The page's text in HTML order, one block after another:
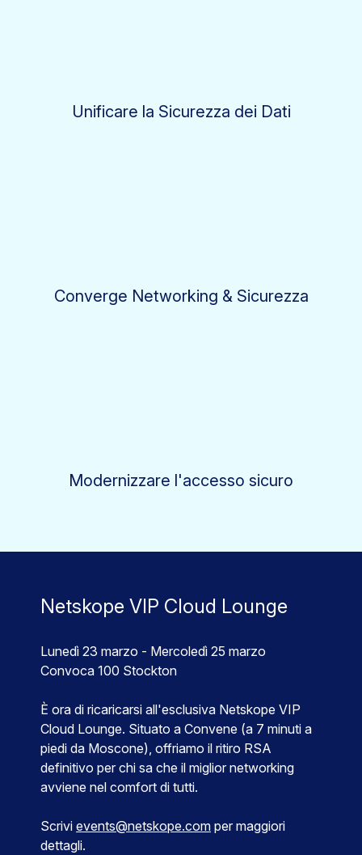
Unificare la Sicurezza dei Dati
Converge Networking & Sicurezza
Modernizzare l'accesso sicuro
Netskope VIP Cloud Lounge
Lunedì 23 marzo - Mercoledì 25 marzo
Convoca 100 Stockton
È ora di ricaricarsi all'esclusiva Netskope VIP
Cloud Lounge. Situato a Convene (a 7 minuti a
piedi da Moscone), offriamo il ritiro RSA
definitivo per chi sa che il miglior networking
avviene nel comfort di tutti.
Scrivi events@netskope.com per maggiori
dettagli.